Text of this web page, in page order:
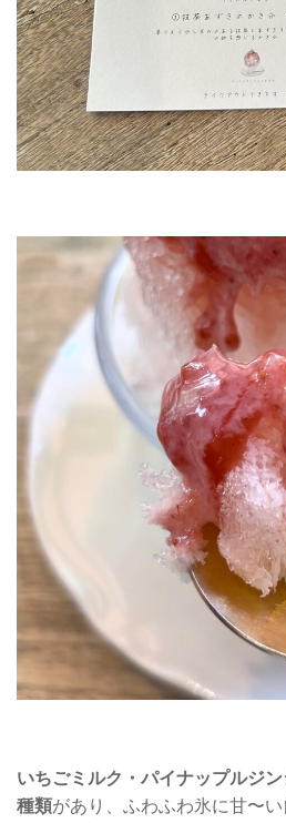
いちごミルク・パイナップルジ
種類があり、ふわふわ氷に甘〜